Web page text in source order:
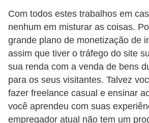
Com todos estes trabalhos em
nenhum em misturar as coisas.
grande plano de monetização de
assim que tiver o tráfego do site
sua renda com a venda de bens
para os seus visitantes. Talvez
fazer freelance casual e ensinar
você aprendeu com suas
empregador atual não tem um
S
o
f
w
a
r